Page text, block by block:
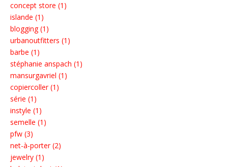
concept store (1)
islande (1)
blogging (1)
urbanoutfitters (1)
barbe (1)
stéphanie anspach (1)
mansurgavriel (1)
copiercoller (1)
série (1)
instyle (1)
semelle (1)
pfw (3)
net-à-porter (2)
jewelry (1)